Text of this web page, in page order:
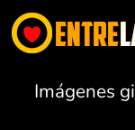
Imágenes